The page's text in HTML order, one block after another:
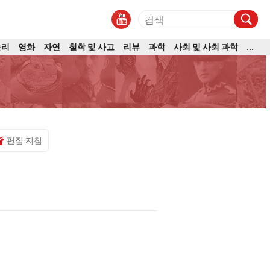
영화 자연 철학 및 사고 리뷰 과학 사회 및 사회 과학 ...
편집 지침